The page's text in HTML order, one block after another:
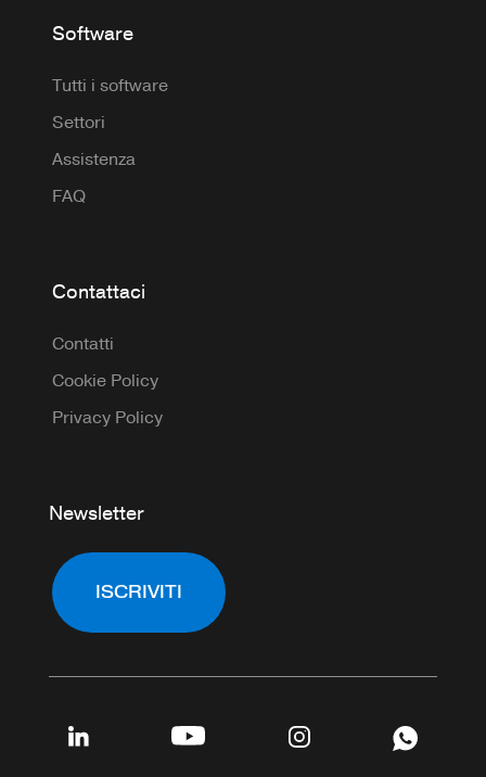
Software
Tutti i software
Settori
Assistenza
FAQ
Contattaci
Contatti
Cookie Policy
Privacy Policy
Newsletter
ISCRIVITI